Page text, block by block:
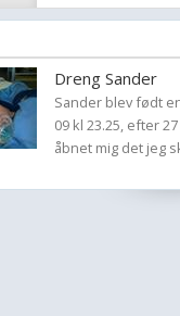
Dreng Sander
Sander blev født
09 kl 23.25, efter
åbnet mig det jeg